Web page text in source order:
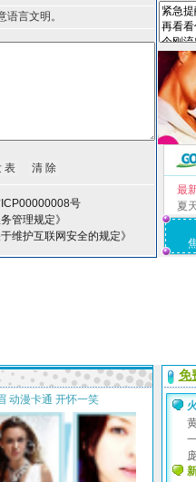
言文明。
号
管理规定》
维护互联网安全的规定》
最
夏